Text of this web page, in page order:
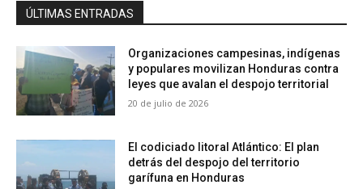
ÚLTIMAS ENTRADAS
Organizaciones campesinas, indígenas
y populares movilizan Honduras contra
leyes que avalan el despojo territorial
20 de julio de 2026
El codiciado litoral Atlántico: El plan
detrás del despojo del territorio
garífuna en Honduras